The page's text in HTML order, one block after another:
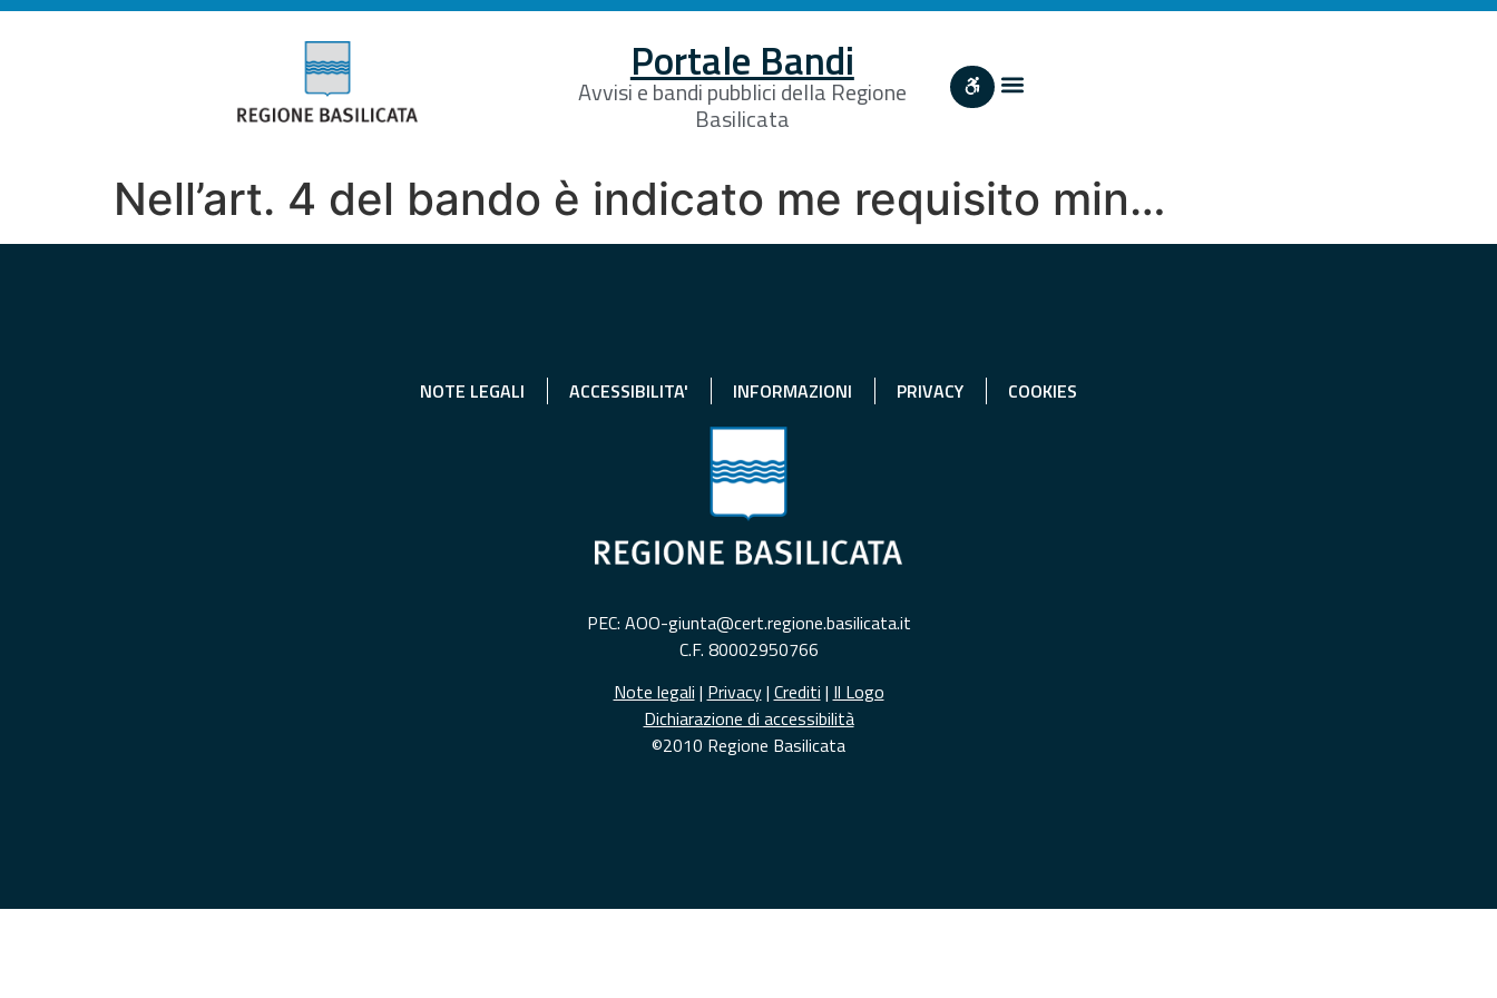
Portale Bandi
Avvisi e bandi pubblici della Regione
Basilicata
Nell’art. 4 del bando è indicato me requisito min…
NOTE LEGALI ACCESSIBILITA' INFORMAZIONI PRIVACY COOKIES
PEC: AOO-giunta@cert.regione.basilicata.it
C.F. 80002950766
Note legali | Privacy| Crediti | Il Logo
Dichiarazione di accessibilità
©2010 Regione Basilicata